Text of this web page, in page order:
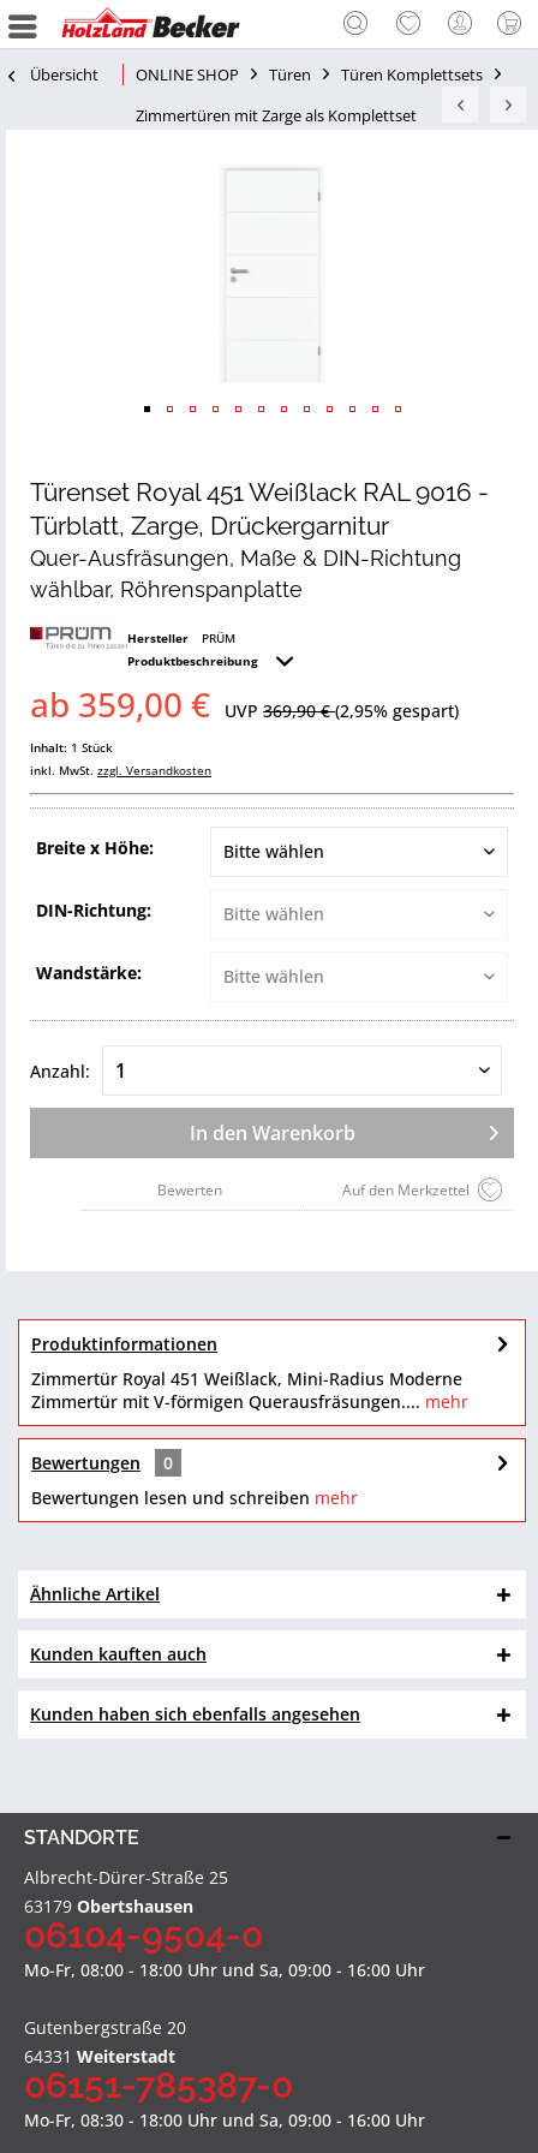
Übersicht ONLINE SHOP Türen
Türen Komplettsets
Zimmertüren mit Zarge als Komplettset
Türenset Royal 451 Weißlack RAL 9016 -
Türblatt, Zarge, Drückergarnitur
Quer-Ausfräsungen, Maße & DIN-Richtung
wählbar, Röhrenspanplatte
Hersteller
PRÜM
Produktbeschreibung
ab 359,00 € UVP 369,90 €(2,95% gespart)
Inhalt: 1 Stück
inkl. MwSt. zzgl. Versandkosten
Breite x Höhe:
DIN-Richtung:
Wandstärke:
Anzahl:
In den Warenkorb
Auf den Merkzettel
Bewerten
Produktinformationen
Zimmertür Royal 451 Weißlack, Mini-Radius Moderne
Zimmertür mit V-förmigen Querausfräsungen.... mehr
Bewertungen
0
Bewertungen lesen und schreiben mehr
Ähnliche Artikel
Kunden kauften auch
Kunden haben sich ebenfalls angesehen
STANDORTE
Albrecht-Dürer-Straße 25
63179 Obertshausen
06104-9504-0
Mo-Fr, 08:00 - 18:00 Uhr und Sa, 09:00 - 16:00 Uhr
Gutenbergstraße 20
64331 Weiterstadt
06151-785387-0
Mo-Fr, 08:30 - 18:00 Uhr und Sa, 09:00 - 16:00 Uhr